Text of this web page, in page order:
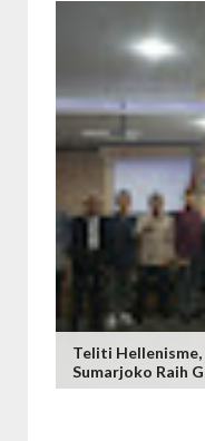
Teliti Hellenisme,
Sumarjoko Raih